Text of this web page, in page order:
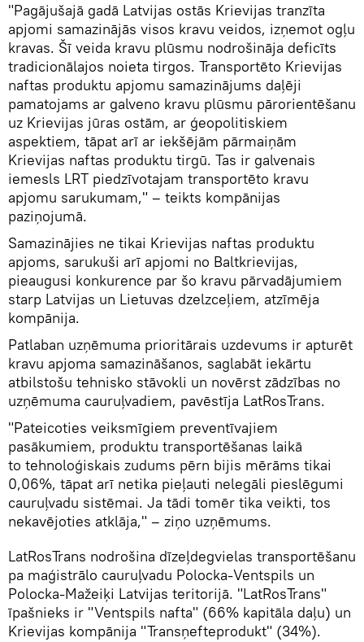
"Pagājušajā gadā Latvijas ostās Krievijas tranzīta
apjomi samazinājās visos kravu veidos, izņemot ogļu
kravas. Šī veida kravu plūsmu nodrošināja deficīts
tradicionālajos noieta tirgos. Transportēto Krievijas
naftas produktu apjomu samazinājums daļēji
pamatojams ar galveno kravu plūsmu pārorientēšanu
uz Krievijas jūras ostām, ar ģeopolitiskiem
aspektiem, tāpat arī ar iekšējām pārmaiņām
Krievijas naftas produktu tirgū. Tas ir galvenais
iemesls LRT piedzīvotajam transportēto kravu
apjomu sarukumam," – teikts kompānijas
paziņojumā.
Samazinājies ne tikai Krievijas naftas produktu
apjoms, sarukuši arī apjomi no Baltkrievijas,
pieaugusi konkurence par šo kravu pārvadājumiem
starp Latvijas un Lietuvas dzelzceļiem, atzīmēja
kompānija.
Patlaban uzņēmuma prioritārais uzdevums ir apturēt
kravu apjoma samazināšanos, saglabāt iekārtu
atbilstošu tehnisko stāvokli un novērst zādzības no
uzņēmuma cauruļvadiem, pavēstīja LatRosTrans.
"Pateicoties veiksmīgiem preventīvajiem
pasākumiem, produktu transportēšanas laikā
to tehnoloģiskais zudums pērn bijis mērāms tikai
0,06%, tāpat arī netika pieļauti nelegāli pieslēgumi
cauruļvadu sistēmai. Ja tādi tomēr tika veikti, tos
nekavējoties atklāja," – ziņo uzņēmums.
LatRosTrans nodrošina dīzeļdegvielas transportēšanu
pa maģistrālo cauruļvadu Polocka-Ventspils un
Polocka-Mažeiķi Latvijas teritorijā. "LatRosTrans"
īpašnieks ir "Ventspils nafta" (66% kapitāla daļu) un
Krievijas kompānija "Transņefteprodukt" (34%).